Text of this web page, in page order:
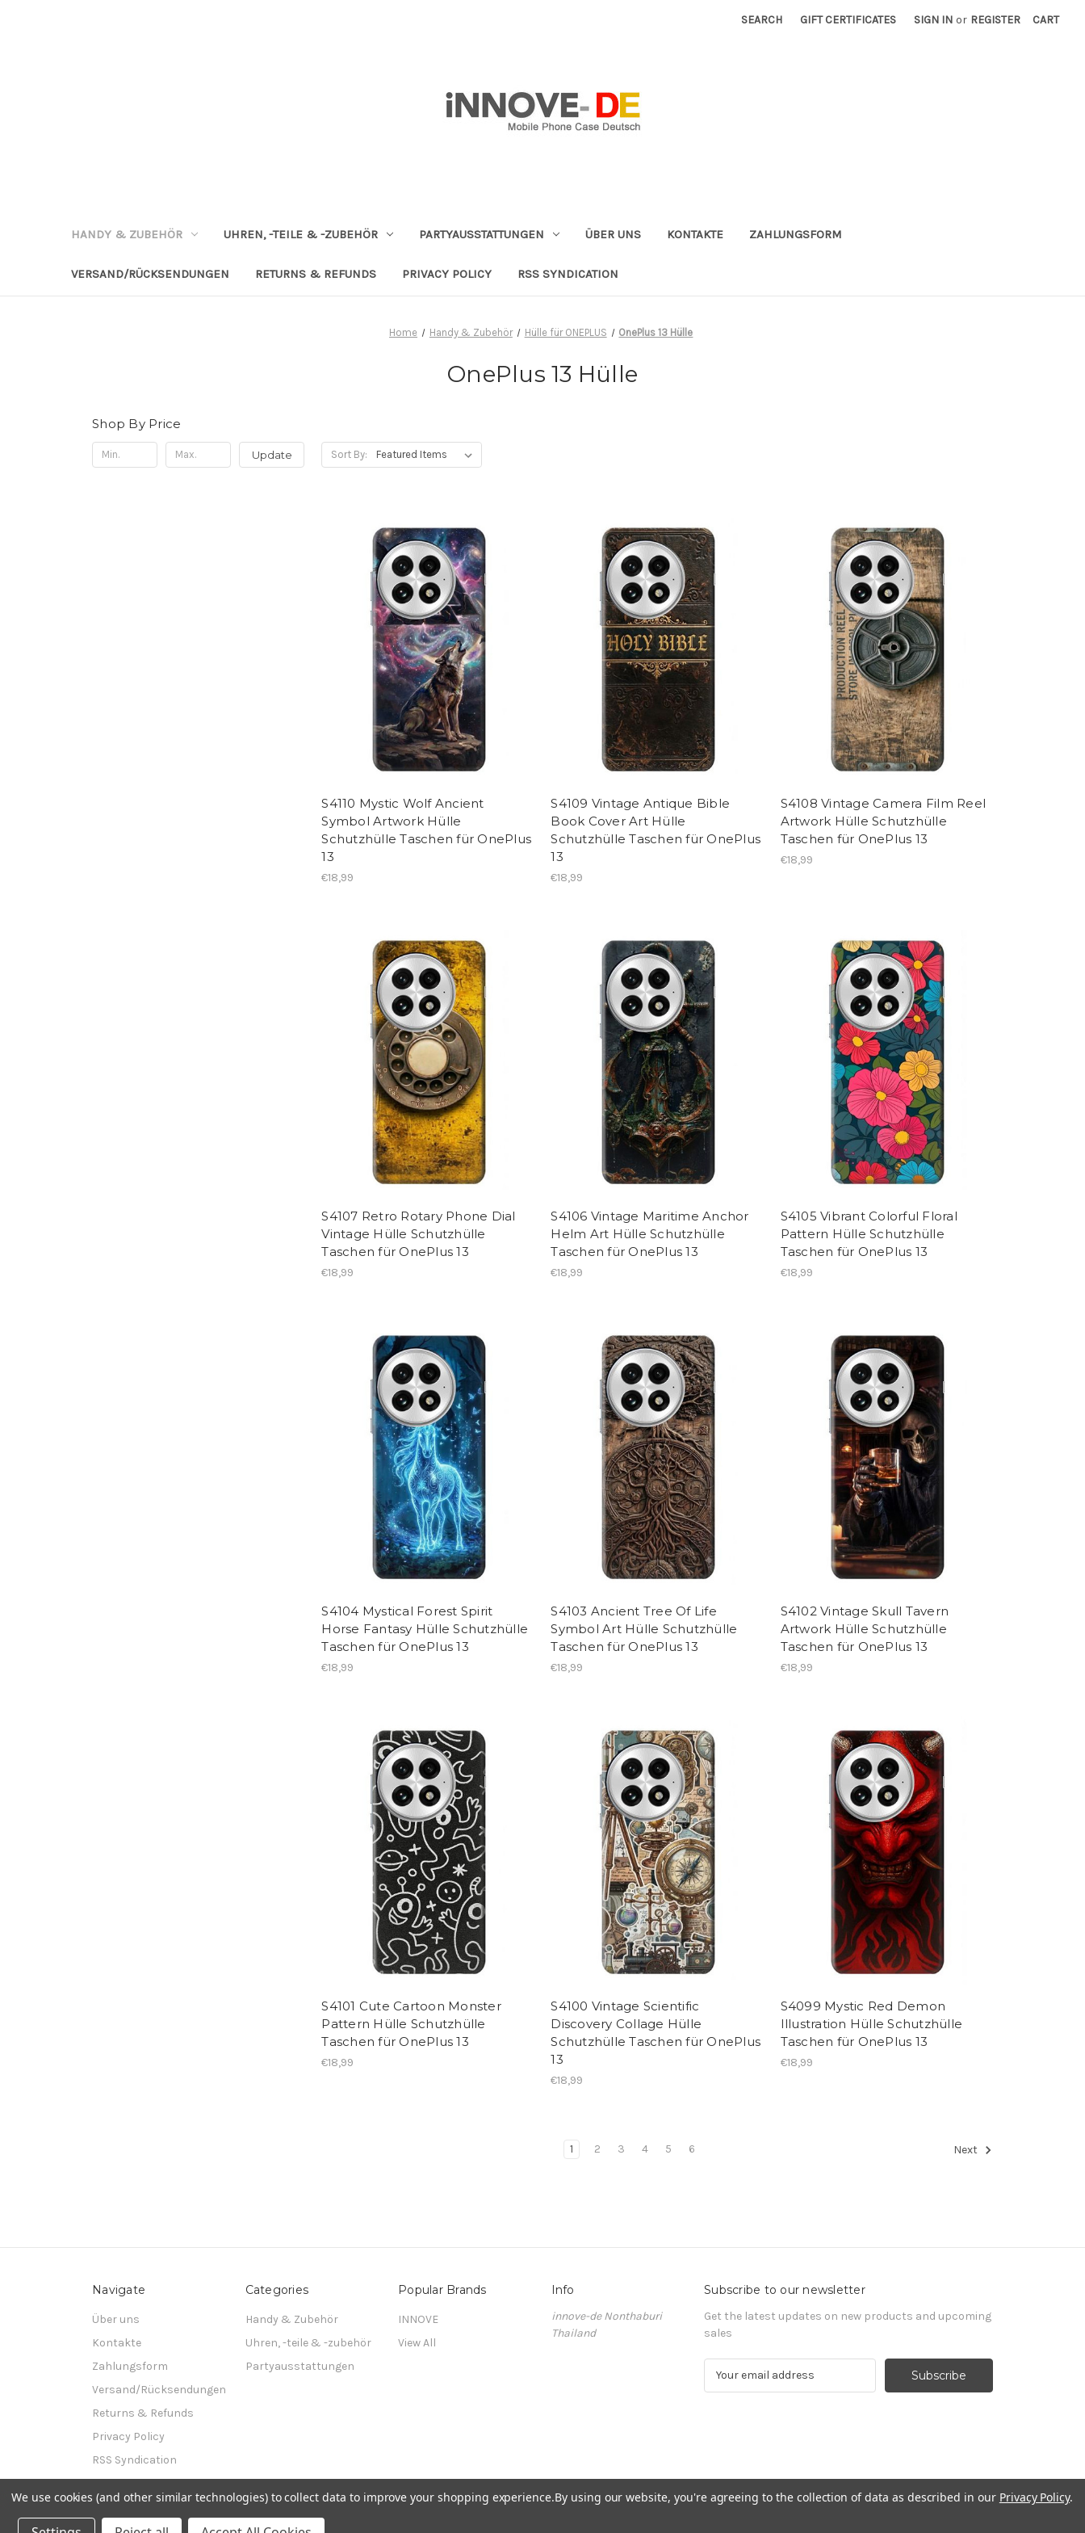
SEARCH GIFT CERTIFICATES SIGN IN or REGISTER CART
HANDY & ZUBEHÖR UHREN, -TEILE & -ZUBEHÖR PARTYAUSSTATTUNGEN ÜBER UNS KONTAKTE ZAHLUNGSFORM
VERSAND/RÜCKSENDUNGEN RETURNS & REFUNDS PRIVACY POLICY RSS SYNDICATION
Home Handy & Zubehör Hülle für ONEPLUS OnePlus 13 Hülle
OnePlus 13 Hülle
Shop By Price
Update Sort By:
S4110 Mystic Wolf Ancient
Symbol Artwork Hülle
Schutzhülle Taschen für OnePlus
13
€18,99
S4109 Vintage Antique Bible
Book Cover Art Hülle
Schutzhülle Taschen für OnePlus
13
€18,99
S4108 Vintage Camera Film Reel
Artwork Hülle Schutzhülle
Taschen für OnePlus 13
€18,99
S4107 Retro Rotary Phone Dial
Vintage Hülle Schutzhülle
Taschen für OnePlus 13
€18,99
S4106 Vintage Maritime Anchor
Helm Art Hülle Schutzhülle
Taschen für OnePlus 13
€18,99
S4105 Vibrant Colorful Floral
Pattern Hülle Schutzhülle
Taschen für OnePlus 13
€18,99
S4104 Mystical Forest Spirit
Horse Fantasy Hülle Schutzhülle
Taschen für OnePlus 13
€18,99
S4103 Ancient Tree Of Life
Symbol Art Hülle Schutzhülle
Taschen für OnePlus 13
€18,99
S4102 Vintage Skull Tavern
Artwork Hülle Schutzhülle
Taschen für OnePlus 13
€18,99
S4101 Cute Cartoon Monster
Pattern Hülle Schutzhülle
Taschen für OnePlus 13
€18,99
S4100 Vintage Scientific
Discovery Collage Hülle
Schutzhülle Taschen für OnePlus
13
€18,99
S4099 Mystic Red Demon
Illustration Hülle Schutzhülle
Taschen für OnePlus 13
€18,99
1 2 3 4 5 6 Next
Navigate
Über uns
Kontakte
Zahlungsform
Versand/Rücksendungen
Returns & Refunds
Privacy Policy
RSS Syndication
Sitemap
Categories
Handy & Zubehör
Uhren, -teile & -zubehör
Partyausstattungen
Popular Brands
INNOVE
View All
Info
innove-de Nonthaburi
Thailand
Subscribe to our newsletter
Get the latest updates on new products and upcoming
sales
r
Powered byBigCommerce
© 2026 innove-de
We use cookies (and other similar technologies) to collect data to improve your shopping experience.By using our website, you're agreeing to the collection of data as described in our Privacy Policy.